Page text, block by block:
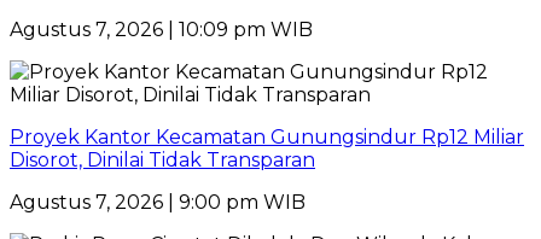
Agustus 7, 2026 | 10:09 pm WIB
Proyek Kantor Kecamatan Gunungsindur Rp12 Miliar
Disorot, Dinilai Tidak Transparan
Agustus 7, 2026 | 9:00 pm WIB